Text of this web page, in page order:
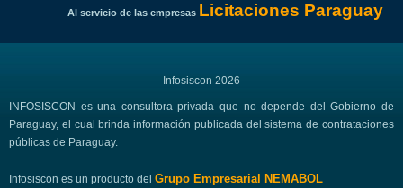
Al servicio de las empresas Licitaciones Paraguay
Infosiscon 2026
INFOSISCON es una consultora privada que no depende del Gobierno de
Paraguay, el cual brinda información publicada del sistema de contrataciones
públicas de Paraguay.
Infosiscon es un producto del Grupo Empresarial NEMABOL